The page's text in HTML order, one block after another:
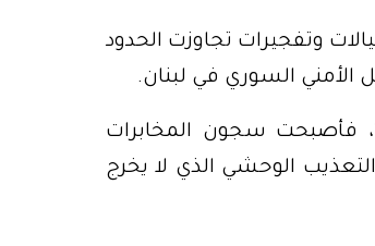
الخولي والوحدة “250” بملفات اغتيالات وتفجيرات تجاوزت الحدود
الأمني السوري في لبنان.
فأصبحت سجون المخابرات
الوحشي الذي لا يخرج